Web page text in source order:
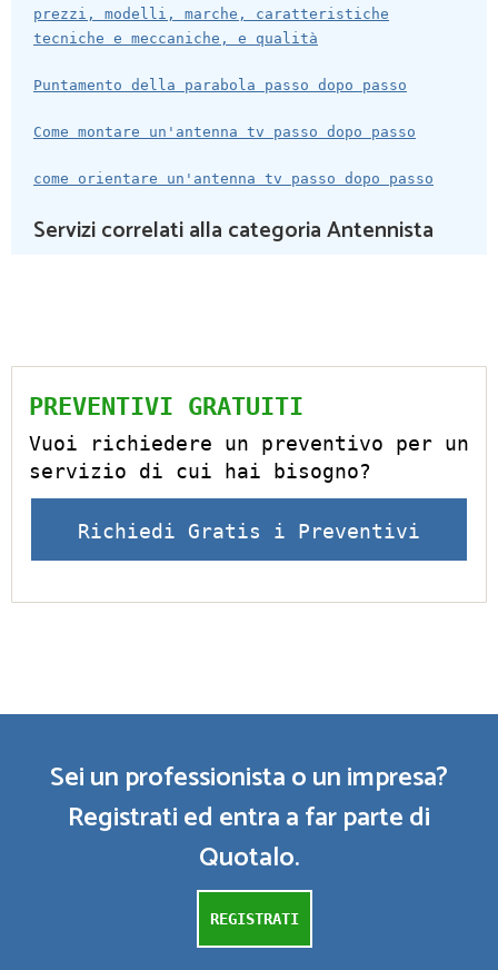
prezzi, modelli, marche, caratteristiche
tecniche e meccaniche, e qualità
Puntamento della parabola passo dopo passo
Come montare un'antenna tv passo dopo passo
come orientare un'antenna tv passo dopo passo
Servizi correlati alla categoria Antennista
PREVENTIVI GRATUITI
Vuoi richiedere un preventivo per un
servizio di cui hai bisogno?
Richiedi Gratis i Preventivi
Sei un professionista o un impresa?
Registrati ed entra a far parte di
Quotalo.
REGISTRATI